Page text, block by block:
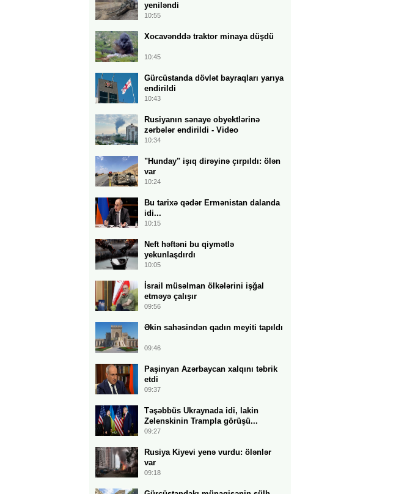
yeniləndi
10:55
Xocavənddə traktor minaya düşdü
10:45
Gürcüstanda dövlət bayraqları yarıya
endirildi
10:43
Rusiyanın sənaye obyektlərinə
zərbələr endirildi - Video
10:34
"Hunday" işıq dirəyinə çırpıldı: ölən
var
10:24
Bu tarixə qədər Ermənistan dalanda
idi...
10:15
Neft həftəni bu qiymətlə
yekunlaşdırdı
10:05
İsrail müsəlman ölkələrini işğal
etməyə çalışır
09:56
Əkin sahəsindən qadın meyiti tapıldı
09:46
Paşinyan Azərbaycan xalqını təbrik
etdi
09:37
Təşəbbüs Ukraynada idi, lakin
Zelenskinin Trampla görüşü...
09:27
Rusiya Kiyevi yenə vurdu: ölənlər
var
09:18